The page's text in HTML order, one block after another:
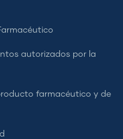
autorizados por la
farmacéutico y de